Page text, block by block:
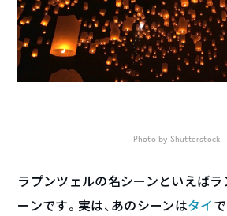
Photo by Shutterstock
ラプンツェルの名シーンといえば
ーンです。実は、あのシーンはタイ